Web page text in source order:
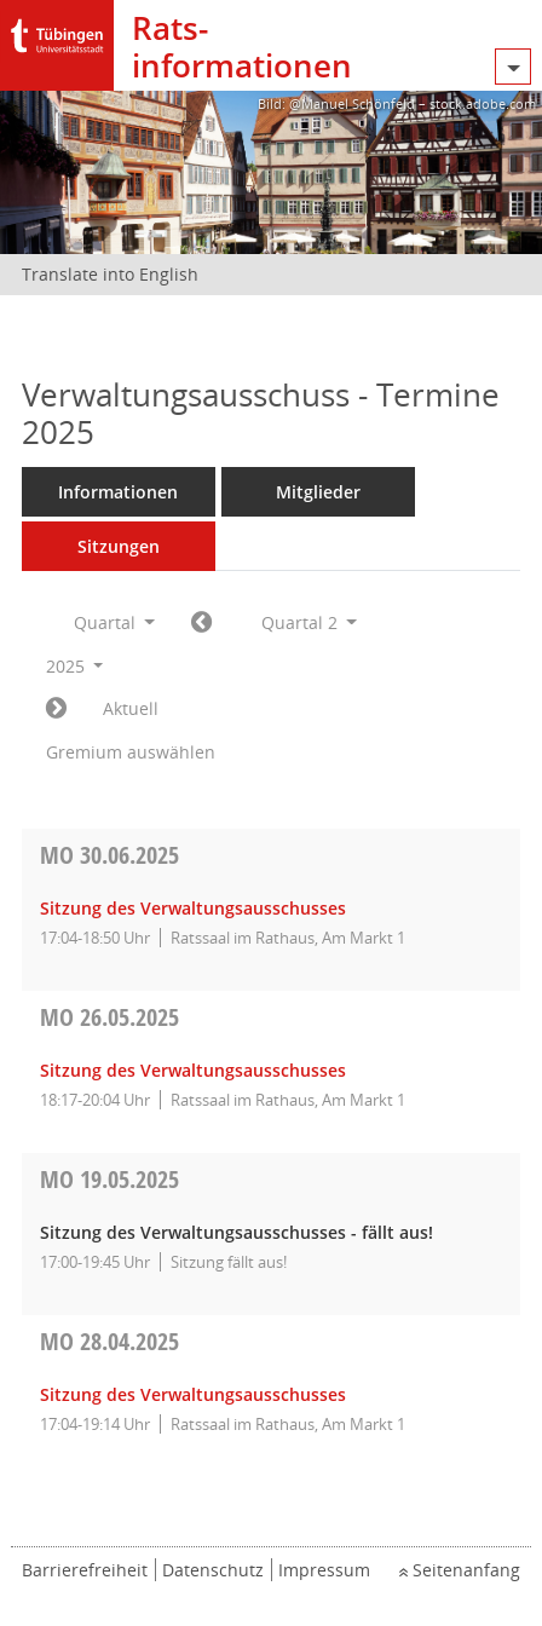
Rats­
informationen
Bild: @Manuel Schönfeld – stock.adobe.com
Translate into English
Verwaltungsausschuss - Termine
2025
Informationen Mitglieder
Sitzungen
Quartal
Quartal 2
2025
Aktuell
Gremium auswählen
MO 30.06.2025
Sitzung des Verwaltungsausschusses
17:04-18:50 Uhr Ratssaal im Rathaus, Am Markt 1
MO 26.05.2025
Sitzung des Verwaltungsausschusses
18:17-20:04 Uhr Ratssaal im Rathaus, Am Markt 1
MO 19.05.2025
Sitzung des Verwaltungsausschusses - fällt aus!
17:00-19:45 Uhr Sitzung fällt aus!
MO 28.04.2025
Sitzung des Verwaltungsausschusses
17:04-19:14 Uhr Ratssaal im Rathaus, Am Markt 1
Barrierefreiheit Datenschutz Impressum Seitenanfang